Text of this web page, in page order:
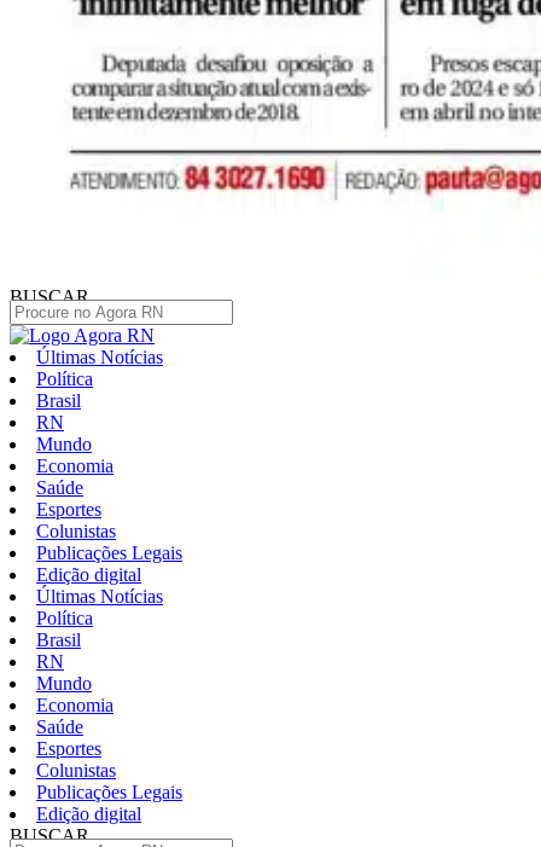
BUSCAR
Últimas Notícias
Política
Brasil
RN
Mundo
Economia
Saúde
Esportes
Colunistas
Publicações Legais
Edição digital
Últimas Notícias
Política
Brasil
RN
Mundo
Economia
Saúde
Esportes
Colunistas
Publicações Legais
Edição digital
BUSCAR